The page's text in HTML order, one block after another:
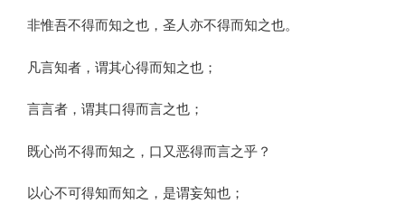
非惟吾不得而知之也，圣人亦不得而知之也。
凡言知者，谓其心得而知之也；
言言者，谓其口得而言之也；
既心尚不得而知之，口又恶得而言之乎？
以心不可得知而知之，是谓妄知也；